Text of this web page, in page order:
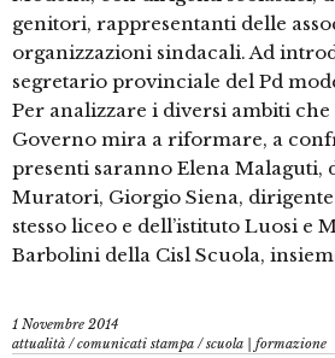
genitori, rappresentanti delle
organizzazioni sindacali. Ad
segretario provinciale del Pd
Per analizzare i diversi ambiti che
Governo mira a riformare, a
presenti saranno Elena Malaguti,
Muratori, Giorgio Siena,
stesso liceo e dell’istituto Luosi e
Barbolini della Cisl Scuola,
1 Novembre 2014
attualità /comunicati stampa /scuola | formazione